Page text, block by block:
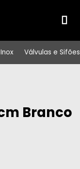
Válvulas e Sifões
Branco